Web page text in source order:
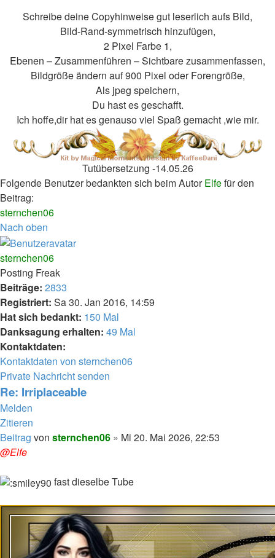
Schreibe deine Copyhinweise gut leserlich aufs Bild,
Bild-Rand-symmetrisch hinzufügen,
2 Pixel Farbe 1,
Ebenen – Zusammenführen – Sichtbare zusammenfassen,
Bildgröße ändern auf 900 Pixel oder Forengröße,
Als jpeg speichern,
Du hast es geschafft.
Ich hoffe,dir hat es genauso viel Spaß gemacht ,wie mir.
Tutübersetzung -14.05.26
Folgende Benutzer bedankten sich beim AutorElfefür den
Beitrag:
sternchen06
Nach oben
sternchen06
Posting Freak
Beiträge: 2833
Registriert: Sa 30. Jan 2016, 14:59
Hat sich bedankt: 150 Mal
Danksagung erhalten: 49 Mal
Kontaktdaten:
Kontaktdaten von sternchen06
Private Nachricht senden
Re: Irriplaceable
Melden
Zitieren
Beitrag von sternchen06 » Mi 20. Mai 2026, 22:53
@Elfe
fast dieselbe Tube